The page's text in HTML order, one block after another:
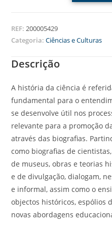
REF: 200005429
Categoria:Ciências e Culturas
Descrição
A história da ciência é
fundamental para o
se desenvolve útil nos
relevante para a promoção
através das biografias.
como biografias de
de museus, obras e teorias
e de divulgação, dialogam,
e informal, assim como o
objectos históricos, espólios
novas abordagens